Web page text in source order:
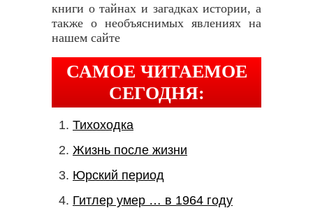
книги о тайнах и загадках истории, а
также о необъяснимых явлениях на
нашем сайте
САМОЕ ЧИТАЕМОЕ
СЕГОДНЯ:
Тихоходка
Жизнь после жизни
Юрский период
Гитлер умер … в 1964 году